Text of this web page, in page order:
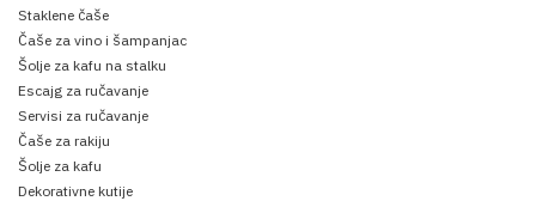
Staklene čaše
Čaše za vino i šampanjac
Šolje za kafu na stalku
Escajg za ručavanje
Servisi za ručavanje
Čaše za rakiju
Šolje za kafu
Dekorativne kutije